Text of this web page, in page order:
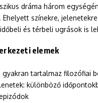
dráma három
Ehelyett színekre,
és térbeli ugrások is
elemek
gyakran tartalmaz filozófiai
különböző